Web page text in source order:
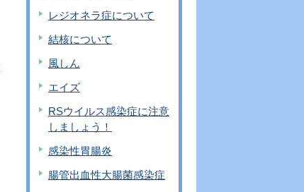
レジオネラ症について
結核について
風しん
エイズ
RSウイルス感染症に注意
しましょう！
感染性胃腸炎
腸管出血性大腸菌感染症